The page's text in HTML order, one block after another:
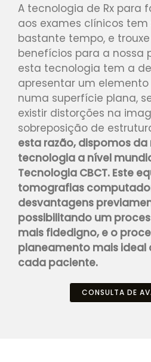
A tecnologia de Rx para
aos exames clínicos
bastante tempo, e
benefícios para a nossa
esta tecnologia tem a
apresentar um
numa superfície plana,
existir distorções na
sobreposição de
esta razão, dispomos
tecnologia a nível
Tecnologia CBCT. Este
tomografias
desvantagens
possibilitando um
mais fidedigno, e o
planeamento mais ideal
cada paciente.
CONSULTA DE